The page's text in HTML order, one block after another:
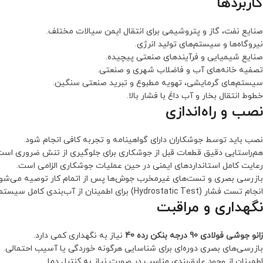
صنایع نفت، گاز و پتروشیمی برای انتقال ایمن سیالات مختلف.
نیروگاه‌ها و سیستم‌های تولید انرژی.
صنایع شیمیایی و فرآیندهای صنعتی پیچیده.
تصفیه خانه‌های آب و فاضلاب شهری و صنعتی.
سیستم‌های گرمایشی، تهویه مطبوع و تبرید صنعتی سنگین.
خطوط انتقال بخار و آب داغ با فشار بالا.
نصب و راه‌اندازی
نصب باید توسط جوشکاران دارای گواهینامه و تجربه کافی انجام شود.
هم‌راستایی دقیق قطعات قبل از جوشکاری برای جلوگیری از تنش ضروری
رعایت کامل استانداردهای ایمنی در حین عملیات جوشکاری الزامی است.
بازرسی بصری و تست‌های غیرمخرب جوش‌ها پس از اتمام کار توصیه
انجام تست فشار (Hydrostatic Test) برای اطمینان از آب‌بندی کامل سیستم.
نگهداری و مراقبت
زانو جوشی فولادی 90 درجه بنکن رده 40
نیاز به نگهداری کمی دارد.
بازرسی‌های بصری دوره‌ای برای شناسایی هرگونه خوردگی یا آسیب احتمالی.